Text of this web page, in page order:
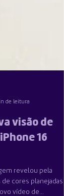
de leitura